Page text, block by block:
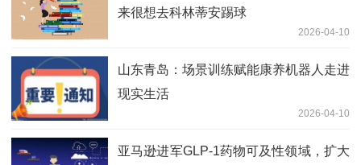
来很想去科林蒂安踢球
2026-04-10
山东青岛：场景训练赋能康养机器人走进
现实生活
2026-04-10
亚马逊进军GLP-1药物可及性领域，扩大